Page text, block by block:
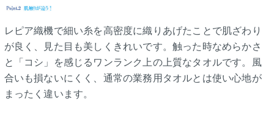
レピア織機で細い糸を高密度に織りあげたことで肌ざわり
が良く、見た目も美しくきれいです。触った時なめらかさ
と「コシ」を感じるワンランク上の上質なタオルです。風
合いも損ないにくく、通常の業務用タオルとは使い心地が
まったく違います。